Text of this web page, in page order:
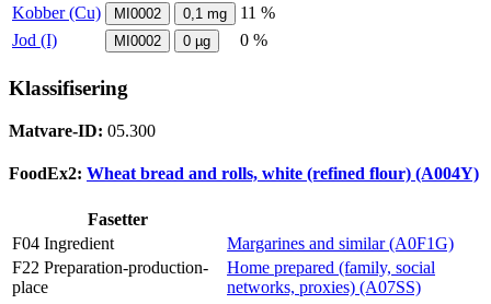
Kobber (Cu) MI0002 0,1 mg
11 %
Jod (I)
MI0002 0 µg 0 %
Klassifisering
Matvare-ID: 05.300
FoodEx2: Wheat bread and rolls, white (refined flour) (A004Y)
Fasetter
F04 Ingredient
Margarines and similar (A0F1G)
F22 Preparation-production-
place
Home prepared (family, social
networks, proxies) (A07SS)